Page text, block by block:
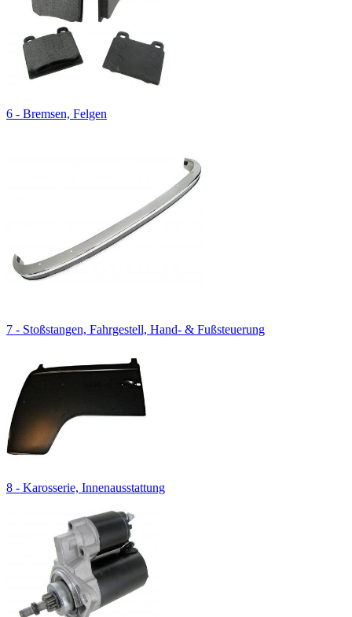
6 - Bremsen, Felgen
7 - Stoßstangen, Fahrgestell, Hand- & Fußsteuerung
8 - Karosserie, Innenausstattung